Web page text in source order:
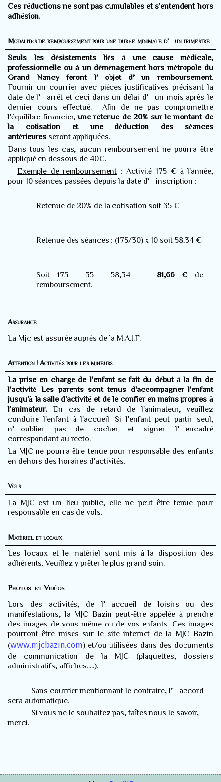
Ces réductions ne sont pas cumulables et s'entendent hors
adhésion.
Modalités de remboursement pour une durée minimale d’un trimestre
Seuls les désistements liés à une cause médicale,
professionnelle ou à un déménagement hors métropole du
Grand Nancy feront l’objet d’un remboursement.
Fournir un courrier avec pièces justificatives précisant la
date de l’arrêt et ceci dans un délai d’un mois après le
dernier cours effectué.
Afin de ne pas compromettre
l'équilibre financier,une retenue de 20% sur le montant de
la cotisation et une déduction des séances
antérieures seront appliquées.
Dans tous les cas, aucun remboursement ne pourra être
appliqué en dessous de 40€.
Exemple de remboursement : Activité 175 € à l'année,
pour 10 séances passées depuis la date d’inscription :
Retenue de 20% de la cotisation soit 35 €
Retenue des séances : (175/30) x 10 soit 58,34 €
Soit 175 - 35 - 58,34 = 81,66 € de
remboursement.
Assurance
La Mjc est assurée auprès de la M.A.I.F.
Attention ! Activités pour les mineurs
La prise en charge de l'enfant se fait du début à la fin de
l'activité. Les parents sont tenus d'accompagner l'enfant
jusqu'à la salle d'activité et de le confier en mains propres à
l'animateur. En cas de retard de l'animateur, veuillez
conduire l'enfant à l'accueil. Si l'enfant peut partir seul,
n’oublier pas de cocher et signer l’encadré
correspondant au recto.
La MJC ne pourra être tenue pour responsable des enfants
en dehors des horaires d'activités.
Vols
La MJC est un lieu public, elle ne peut être tenue pour
responsable en cas de vols.
Matériel et locaux
Les locaux et le matériel sont mis à la disposition des
adhérents. Veuillez y prêter le plus grand soin.
Photos et Vidéos
Lors des activités, de l’accueil de loisirs ou des
manifestations, la MJC Bazin peut-être appelée à prendre
des images de vous même ou de vos enfants. Ces images
pourront être mises sur le site internet de la MJC Bazin
(www.mjcbazin.com) et/ou utilisées dans des documents
de communication de la MJC (plaquettes, dossiers
administratifs, affiches.....).
Sans courrier mentionnant le contraire, l’accord
sera automatique.
Si vous ne le souhaitez pas, faîtes nous le savoir,
merci.